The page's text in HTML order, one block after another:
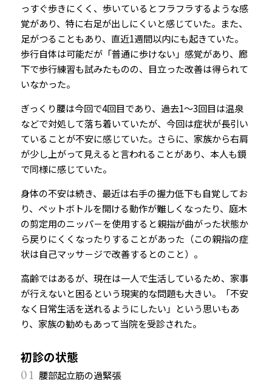
っすぐ歩きにくく、歩いているとフラフラするような感
覚があり、特に右足が出しにくいと感じていた。また、
足がつることもあり、直近1週間以内にも起きていた。
歩行自体は可能だが「普通に歩けない」感覚があり、廊
下で歩行練習も試みたものの、目立った改善は得られて
いなかった。
ぎっくり腰は今回で4回目であり、過去1〜3回目は温泉
などで対処して落ち着いていたが、今回は症状が長引い
ていることが不安に感じていた。さらに、家族から右肩
が少し上がって見えると言われることがあり、本人も鏡
で同様に感じていた。
身体の不安は続き、最近は右手の握力低下も自覚してお
り、ペットボトルを開ける動作が難しくなったり、庭木
の剪定用のニッパ－を使用すると親指が曲がった状態か
ら戻りにくくなったりすることがあった（この親指の症
状は自己マッサ－ジで改善するとのこと）。
高齢ではあるが、現在は一人で生活しているため、家事
が行えないと困るという現実的な問題も大きい。「不安
なく日常生活を送れるようにしたい」という思いもあ
り、家族の勧めもあって当院を受診された。
初診の状態
01 腰部起立筋の過緊張